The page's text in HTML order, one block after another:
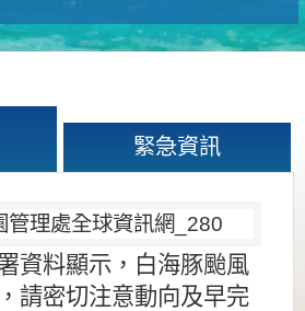
緊急資訊
資料顯示，白海豚颱風
請密切注意動向及早完